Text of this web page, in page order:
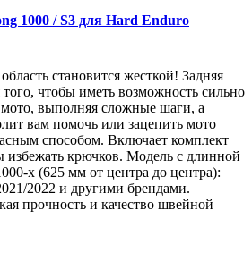
1000 / S3 для Hard Enduro
становится жесткой! Задняя
чтобы иметь возможность сильно
мото, выполняя сложные шаги, а
вам помочь или зацепить мото
способом. Включает комплект
избежать крючков. Модель с длинной
x (625 мм от центра до центра):
2022 и другими брендами.
прочность и качество швейной